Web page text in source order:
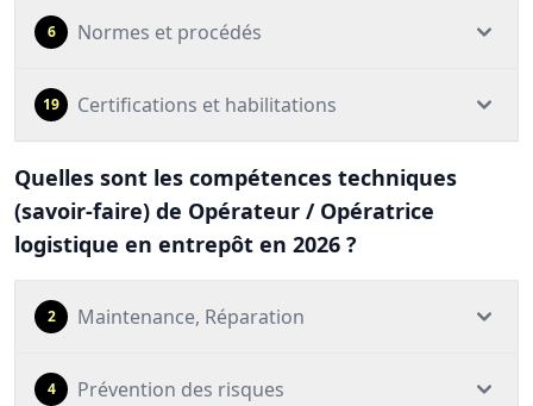
6 Normes et procédés
19 Certifications et habilitations
Quelles sont les compétences techniques
(savoir-faire) de Opérateur / Opératrice
logistique en entrepôt en 2026 ?
2 Maintenance, Réparation
4 Prévention des risques